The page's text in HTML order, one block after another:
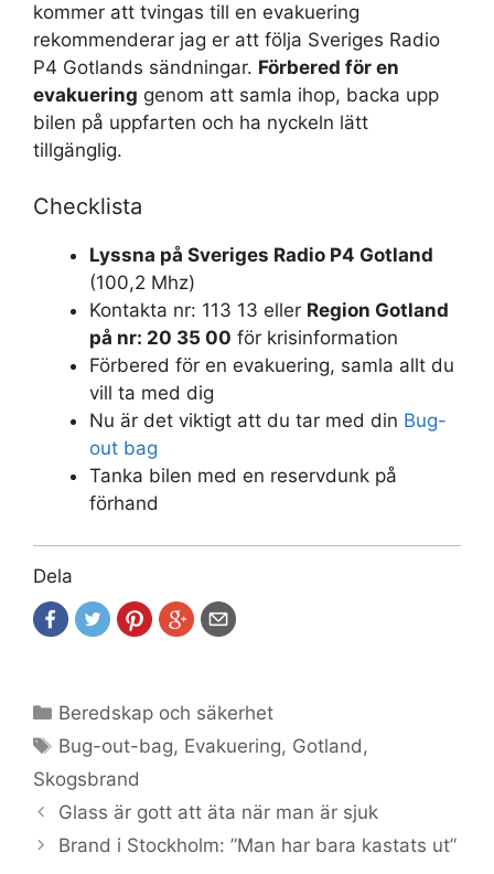
kommer att tvingas till en evakuering
rekommenderar jag er att följa Sveriges Radio
P4 Gotlands sändningar. Förbered för en
evakuering genom att samla ihop, backa upp
bilen på uppfarten och ha nyckeln lätt
tillgänglig.
Checklista
Lyssna på Sveriges Radio P4 Gotland
(100,2 Mhz)
Kontakta nr: 113 13 eller Region Gotland
på nr: 20 35 00 för krisinformation
Förbered för en evakuering, samla allt du
vill ta med dig
Nu är det viktigt att du tar med din Bug-
out bag
Tanka bilen med en reservdunk på
förhand
Dela
Kategorier
Beredskap och säkerhet
Etiketter
Bug-out-bag, Evakuering, Gotland,
Skogsbrand
Glass är gott att äta när man är sjuk
Brand i Stockholm: ”Man har bara kastats ut”